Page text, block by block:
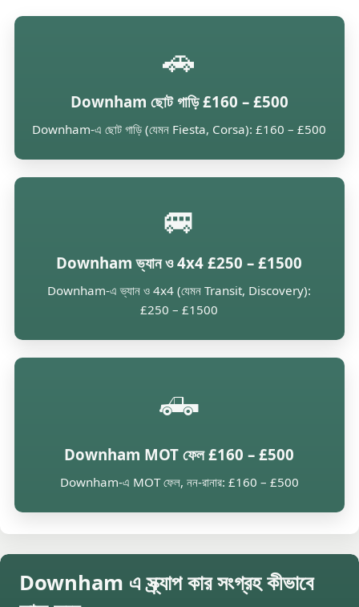
🚗
Downham ছোট গাড়ি £160 – £500
Downham-এ ছোট গাড়ি (যেমন Fiesta, Corsa): £160 – £500
🚐
Downham ভ্যান ও 4x4 £250 – £1500
Downham-এ ভ্যান ও 4x4 (যেমন Transit, Discovery):
£250 – £1500
🛻
Downham MOT ফেল £160 – £500
Downham-এ MOT ফেল, নন-রানার: £160 – £500
Downham এ স্ক্র্যাপ কার সংগ্রহ কীভাবে